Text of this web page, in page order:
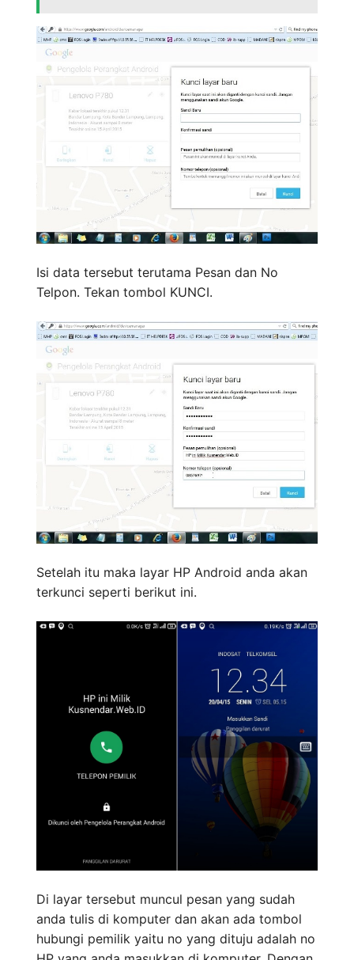
Isi data tersebut terutama Pesan dan No
Telpon. Tekan tombol KUNCI.
Setelah itu maka layar HP Android anda akan
terkunci seperti berikut ini.
Di layar tersebut muncul pesan yang sudah
anda tulis di komputer dan akan ada tombol
hubungi pemilik yaitu no yang dituju adalah no